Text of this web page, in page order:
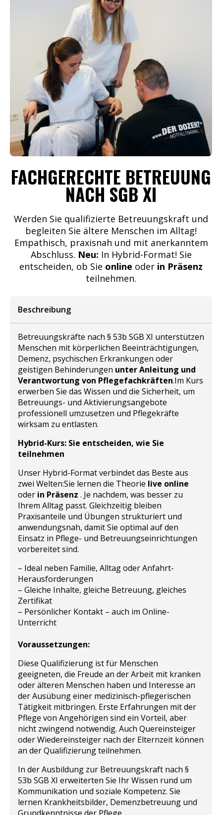
FACHGERECHTE BETREUUNG
NACH SGB XI
Werden Sie qualifizierte Betreuungskraft und
begleiten Sie ältere Menschen im Alltag!
Empathisch, praxisnah und mit anerkanntem
Abschluss. Neu: In Hybrid-Format! Sie
entscheiden, ob Sie online oder in Präsenz
teilnehmen.
Beschreibung
Betreuungskräfte nach § 53b SGB XI unterstützen
Menschen mit körperlichen Beeinträchtigungen,
Demenz, psychischen Erkrankungen oder
geistigen Behinderungen unter Anleitung und
Verantwortung von Pflegefachkräften.Im Kurs
erwerben Sie das Wissen und die Sicherheit, um
Betreuungs- und Aktivierungsangebote
professionell umzusetzen und Pflegekräfte
wirksam zu entlasten.
Hybrid-Kurs: Sie entscheiden, wie Sie
teilnehmen
Unser Hybrid-Format verbindet das Beste aus
zwei Welten:Sie lernen die Theorie live online
oder in Präsenz . Je nachdem, was besser zu
Ihrem Alltag passt. Gleichzeitig bleiben
Praxisanteile und Übungen strukturiert und
anwendungsnah, damit Sie optimal auf den
Einsatz in Pflege- und Betreuungseinrichtungen
vorbereitet sind.
– Ideal neben Familie, Alltag oder Anfahrt-
Herausforderungen
– Gleiche Inhalte, gleiche Betreuung, gleiches
Zertifikat
– Persönlicher Kontakt – auch im Online-
Unterricht
Voraussetzungen:
Diese Qualifizierung ist für Menschen
geeigneten, die Freude an der Arbeit mit kranken
oder älteren Menschen haben und Interesse an
der Ausübung einer medizinisch-pflegerischen
Tätigkeit mitbringen. Erste Erfahrungen mit der
Pflege von Angehörigen sind ein Vorteil, aber
nicht zwingend notwendig. Auch Quereinsteiger
oder Wiedereinsteiger nach der Elternzeit können
an der Qualifizierung teilnehmen.
In der Ausbildung zur Betreuungskraft nach §
53b SGB XI erweiterten Sie Ihr Wissen rund um
Kommunikation und soziale Kompetenz. Sie
lernen Krankheitsbilder, Demenzbetreuung und